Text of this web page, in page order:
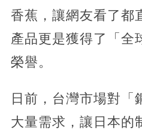
香蕉，讓網友看了都
產品更是獲得了「全
榮譽。
日前，台灣市場對「
大量需求，讓日本的